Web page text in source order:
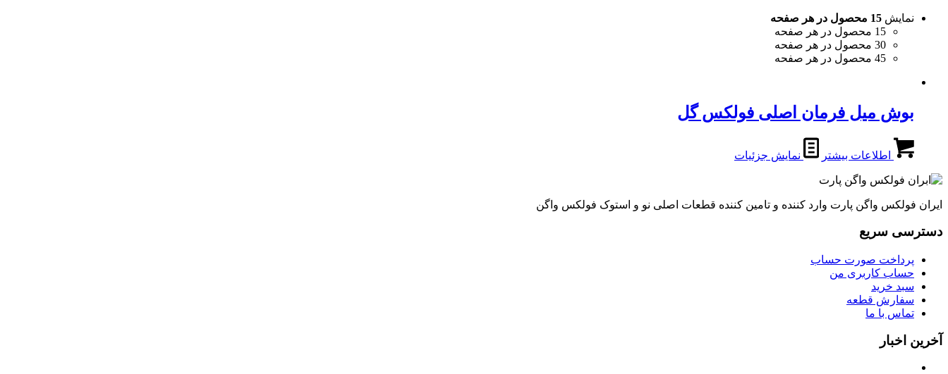
نمایش 15 محصول در هر صفحه
15 محصول در هر صفحه
30 محصول در هر صفحه
45 محصول در هر صفحه
بوش میل فرمان اصلی فولکس گل
اطلاعات بیشتر نمایش جزئیات
ایران فولکس واگن پارت وارد کننده و تامین کننده قطعات اصلی نو و استوک فولکس واگن
دسترسی سریع
پرداخت صورت حساب
حساب کاربری من
سبد خرید
سفارش قطعه
تماس با ما
آخرین اخبار